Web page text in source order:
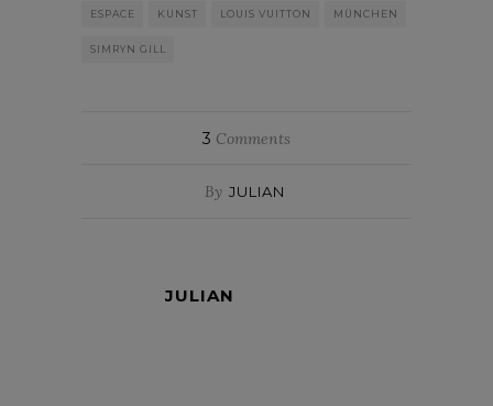
ESPACE KUNST LOUIS VUITTON MÜNCHEN
SIMRYN GILL
3 Comments
By JULIAN
JULIAN